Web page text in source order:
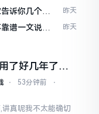
诉你几个实
昨天
谱一文说清
昨天
了好几年了，
⋅ 53分钟前
⋅
真呢我不太能确切